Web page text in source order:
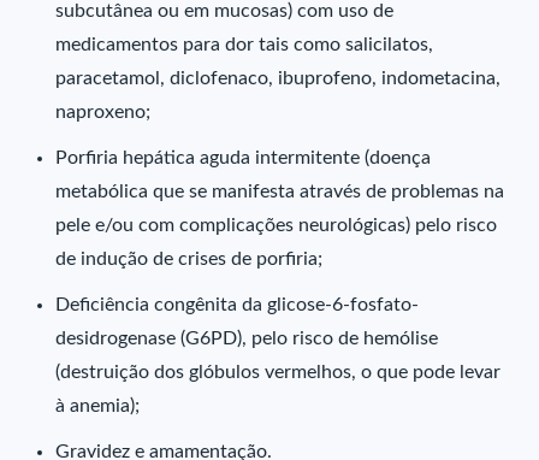
subcutânea ou em mucosas) com uso de
medicamentos para dor tais como salicilatos,
paracetamol, diclofenaco, ibuprofeno, indometacina,
naproxeno;
Porfiria hepática aguda intermitente (doença
metabólica que se manifesta através de problemas na
pele e/ou com complicações neurológicas) pelo risco
de indução de crises de porfiria;
Deficiência congênita da glicose-6-fosfato-
desidrogenase (G6PD), pelo risco de hemólise
(destruição dos glóbulos vermelhos, o que pode levar
à anemia);
Gravidez e amamentação.